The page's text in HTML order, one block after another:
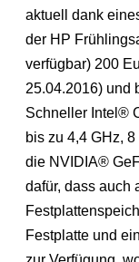
aktuell dank
der HP
verfügbar) 200
25.04.2016) und
Schneller Intel®
bis zu 4,4 GHz,
die NVIDIA®
dafür, dass auch
Festplatte und